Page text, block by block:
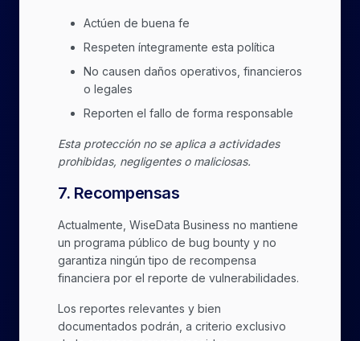
Actúen de buena fe
Respeten íntegramente esta política
No causen daños operativos, financieros
o legales
Reporten el fallo de forma responsable
Esta protección no se aplica a actividades
prohibidas, negligentes o maliciosas.
7. Recompensas
Actualmente, WiseData Business no mantiene
un programa público de bug bounty y no
garantiza ningún tipo de recompensa
financiera por el reporte de vulnerabilidades.
Los reportes relevantes y bien
documentados podrán, a criterio exclusivo